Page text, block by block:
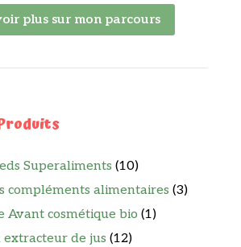
plus sur mon parcours
Superaliments (10)
compléments alimentaires (3)
Avant cosmétique bio (1)
de jus (12)